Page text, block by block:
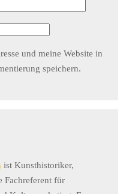
und meine Website in
speichern.
ist Kunsthistoriker,
Fachreferent für